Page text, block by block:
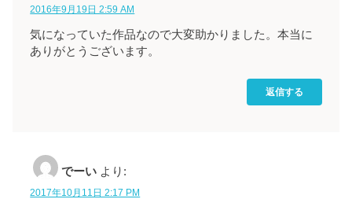
2016年9月19日 2:59 AM
気になっていた作品なので大変助かりました。本当に
ありがとうございます。
返信する
でーい より:
2017年10月11日 2:17 PM